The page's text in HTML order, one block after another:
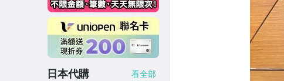
日本代購 看全部